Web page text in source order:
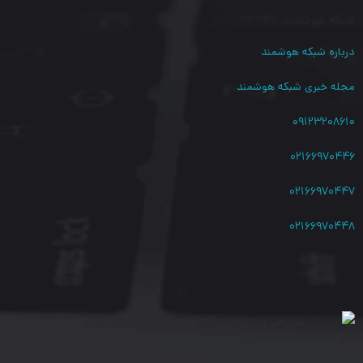
استفاده کنید.
درباره شبکه هوشمند
مجله خبری شبکه هوشمند
۰۹۱۲۳۲۰۸۶۱۰
۰۲۱۶۶۹۷۰۴۴۶
۰۲۱۶۶۹۷۰۴۴۷
۰۲۱۶۶۹۷۰۴۴۸